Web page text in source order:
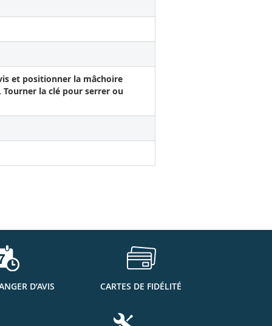
et positionner la mâchoire
la clé pour serrer ou
D’AVIS CARTES DE FIDÉLITÉ